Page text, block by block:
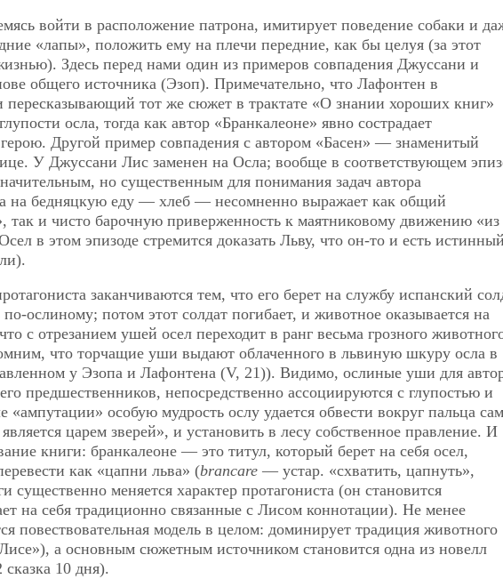
войти в расположение патрона, имитирует поведение собаки и
«лапы», положить ему на плечи передние, как бы целуя (за этот
Здесь перед нами один из примеров совпадения Джуссани и
общего источника (Эзоп). Примечательно, что Лафонтен в
пересказывающий тот же сюжет в трактате «О знании хороших книг»
осла, тогда как автор «Бранкалеоне» явно сострадает
Другой пример совпадения с автором «Басен» — знаменитый
У Джуссани Лис заменен на Осла; вообще в соответствующем
но существенным для понимания задач автора
на бедняцкую еду — хлеб — несомненно выражает как общий
так и чисто барочную приверженность к маятниковому движению «из
в этом эпизоде стремится доказать Льву, что он-то и есть истинный
заканчиваются тем, что его берет на службу испанский
ослиному; потом этот солдат погибает, и животное оказывается на
с отрезанием ушей осел переходит в ранг весьма грозного
что торчащие уши выдают облаченного в львиную шкуру осла в
у Эзопа и Лафонтена (V, 21)). Видимо, ослиные уши для
предшественников, непосредственно ассоциируются с глупостью и
особую мудрость ослу удается обвести вокруг пальца
царем зверей», и установить в лесу собственное правление. И
книги: бранкалеоне — это титул, который берет на себя осел,
как «цапни льва» (brancare — устар. «схватить, цапнуть»,
меняется характер протагониста (он становится
на себя традиционно связанные с Лисом коннотации). Не менее
повествовательная модель в целом: доминирует традиция животного
а основным сюжетным источником становится одна из новелл
10 дня).